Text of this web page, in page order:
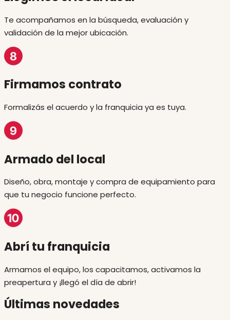
Te acompañamos en la búsqueda, evaluación y
validación de la mejor ubicación.
Firmamos contrato
Formalizás el acuerdo y la franquicia ya es tuya.
Armado del local
Diseño, obra, montaje y compra de equipamiento para
que tu negocio funcione perfecto.
Abrí tu franquicia
Armamos el equipo, los capacitamos, activamos la
preapertura y ¡llegó el día de abrir!
Últimas novedades